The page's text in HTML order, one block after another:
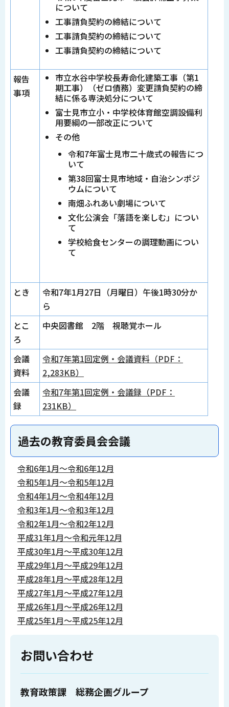
について
工事請負契約の締結について
工事請負契約の締結について
工事請負契約の締結について
報告
事項
市立水谷中学校長寿命化建築工事（第1
期工事）（ゼロ債務）変更請負契約の締
結に係る専決処分について
富士見市立小・中学校体育館空調設備利
用要綱の一部改正について
その他
令和7年富士見市二十歳式の報告につ
いて
第38回富士見市地域・自治シンポジ
ウムについて
南畑ふれあい劇場について
文化公演会「落語を楽しむ」につい
て
学校給食センターの調理動画につい
て
とき
令和7年1月27日（月曜日）午後1時30分か
ら
とこ
ろ
中央図書館 2階 視聴覚ホール
会議
資料
令和7年第1回定例・会議資料（PDF：
2,283KB）
会議
録
令和7年第1回定例・会議録（PDF：
231KB）
過去の教育委員会会議
令和6年1月～令和6年12月
令和5年1月～令和5年12月
令和4年1月～令和4年12月
令和3年1月～令和3年12月
令和2年1月～令和2年12月
平成31年1月～令和元年12月
平成30年1月～平成30年12月
平成29年1月～平成29年12月
平成28年1月～平成28年12月
平成27年1月～平成27年12月
平成26年1月～平成26年12月
平成25年1月～平成25年12月
お問い合わせ
教育政策課 総務企画グループ